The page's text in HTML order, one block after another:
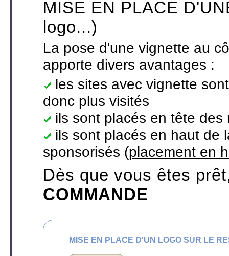
MISE EN PLACE
logo...)
La pose d'une vignette au
apporte divers avantages :
les sites avec vignette
donc plus visités
ils sont placés en tête
ils sont placés en haut de
sponsorisés (placement en
Dès que vous êtes
COMMANDE
MISE EN PLACE D'UN LOGO SUR LE